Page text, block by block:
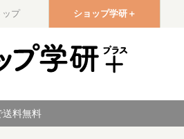
ップ ショップ学研＋
送料無料